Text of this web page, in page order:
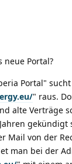
neue Portal?
Portal"
" raus.
alte Verträge
gekündigt
Mail von der
man bei der